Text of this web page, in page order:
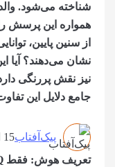
شناخته می‌شود.
همواره این پرسش
از سنین پایین،
نشان می‌دهند؟ آیا
نیز نقش پررنگی
جامع دلایل این
پیک‌آفتاب15 اسد 1404
تعریف هوش: فقطIQ